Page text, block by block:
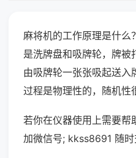
麻将机的工作原理是什么
是洗牌盘和吸牌轮，牌被
由吸牌轮一张张吸起送入
过程是物理性的，随机性
若你在仪器使用上需要帮
加微信号; kkss8691 随时